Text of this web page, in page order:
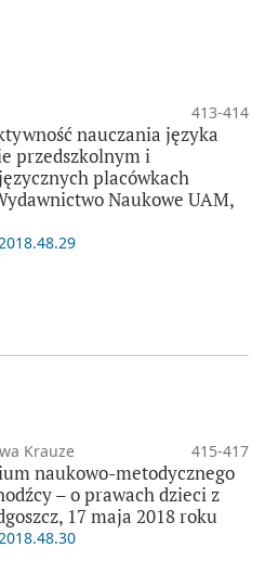
413-414
nauczania języka
przedszkolnym i
placówkach
Naukowe UAM,
Krauze 415-417
naukowo-metodycznego
– o prawach dzieci z
17 maja 2018 roku